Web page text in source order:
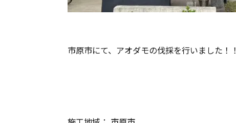
市原市にて、アオダモの伐採を行いました！！